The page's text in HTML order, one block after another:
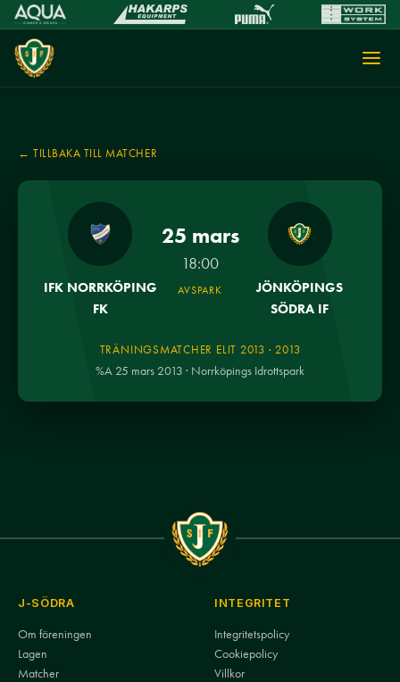
← TILLBAKA TILL MATCHER
IFK NORRKÖPING
FK
25 mars
18:00
AVSPARK
JÖNKÖPINGS
SÖDRA IF
TRÄNINGSMATCHER ELIT 2013 · 2013
%A 25 mars 2013 · Norrköpings Idrottspark
J-SÖDRA
Om föreningen
Lagen
Matcher
INTEGRITET
Integritetspolicy
Cookiepolicy
Villkor